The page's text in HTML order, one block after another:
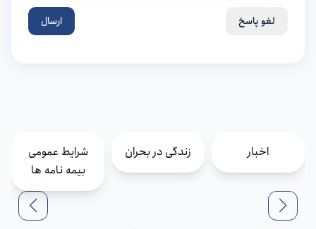
لغو پاسخ ارسال
اخبار زندگی در بحران
شرایط عمومی
بیمه نامه ها